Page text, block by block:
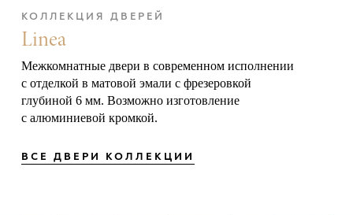
КОЛЛЕКЦИЯ ДВЕРЕЙ
Linea
Межкомнатные двери в современном исполнении
с отделкой в матовой эмали с фрезеровкой
глубиной 6 мм. Возможно изготовление
с алюминиевой кромкой.
ВСЕ ДВЕРИ КОЛЛЕКЦИИ